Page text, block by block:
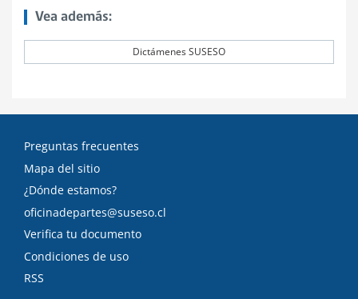
Vea además:
Dictámenes SUSESO
Preguntas frecuentes
Mapa del sitio
¿Dónde estamos?
oficinadepartes@suseso.cl
Verifica tu documento
Condiciones de uso
RSS